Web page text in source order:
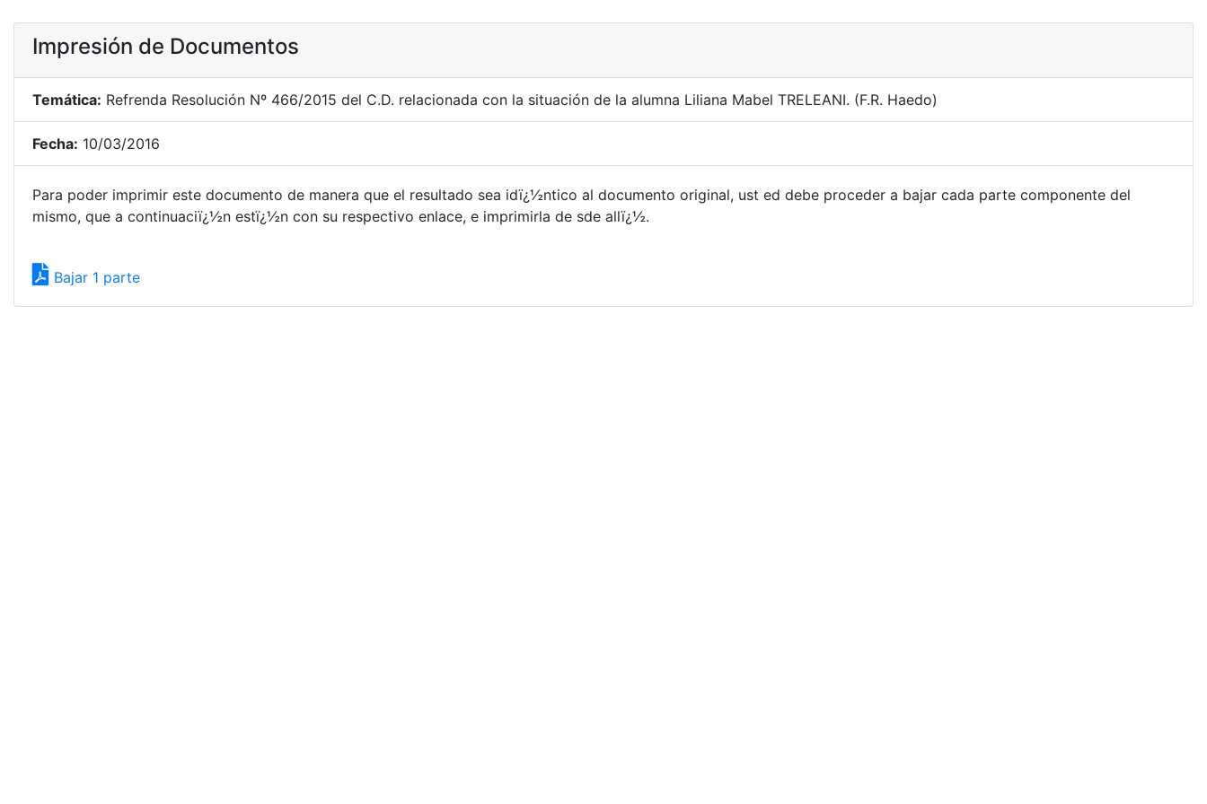
Impresión de Documentos
Temática: Refrenda Resolución Nº 466/2015 del C.D. relacionada con la situación de la alumna Liliana Mabel TRELEANI. (F.R. Haedo)
Fecha: 10/03/2016
Para poder imprimir este documento de manera que el resultado sea idï¿½ntico al documento original, ust ed debe proceder a bajar cada parte componente del
mismo, que a continuaciï¿½n estï¿½n con su respectivo enlace, e imprimirla de sde allï¿½.
Bajar 1 parte